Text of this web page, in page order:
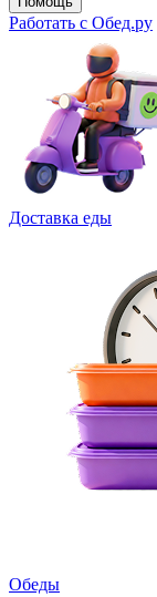
Работать с Обед.ру
Доставка еды
Обеды